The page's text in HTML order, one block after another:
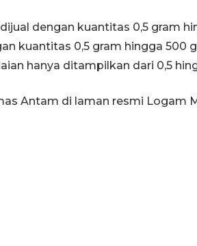
dengan kuantitas 0,5 gram
kuantitas 0,5 gram hingga 500
hanya ditampilkan dari 0,5
Antam di laman resmi Logam